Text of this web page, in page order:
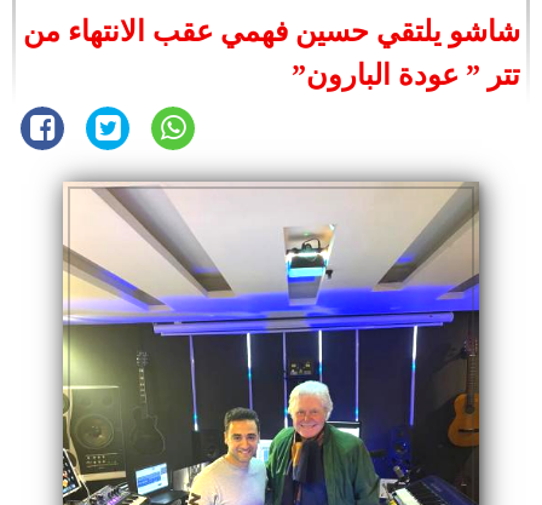
شاشو يلتقي حسين فهمي عقب الانتهاء من
تتر ” عودة البارون”